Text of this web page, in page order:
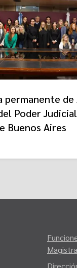
permanente de
Poder
Buenos Aires